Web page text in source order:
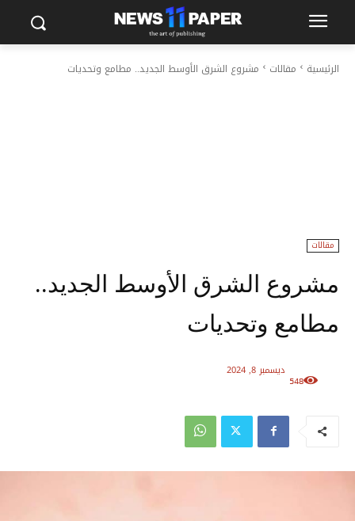
الرئيسية مقالات مشروع الشرق الأوسط الجديد.. مطامع وتحديات
مقالات
مشروع الشرق الأوسط الجديد..
مطامع وتحديات
ديسمبر 8, 2024
548